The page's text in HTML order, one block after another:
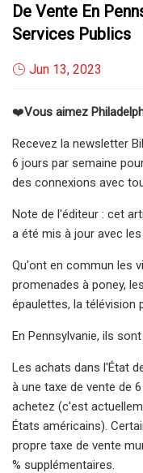
De Vente En
Services Publics
Jun 13, 2023
❤️Vous aimez
Recevez la newsletter
6 jours par semaine
des connexions avec
Note de l'éditeur : cet
a été mis à jour avec
Qu'ont en commun les
promenades à poney,
épaulettes, la télévision
En Pennsylvanie, ils
Les achats dans l'État
à une taxe de vente de
achetez (c'est
États américains).
propre taxe de vente
% supplémentaires.